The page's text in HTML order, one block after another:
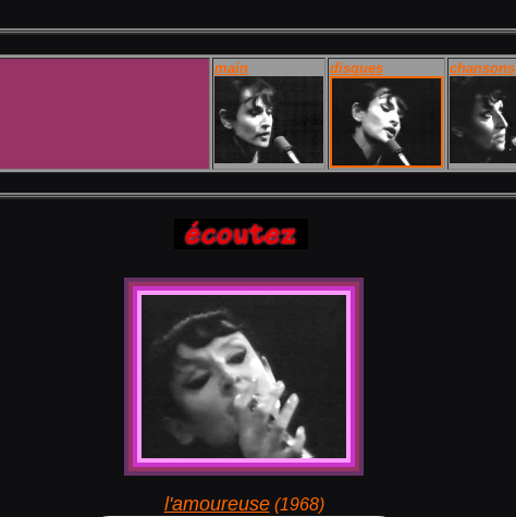
main disques chansons
l'amoureuse (1968)